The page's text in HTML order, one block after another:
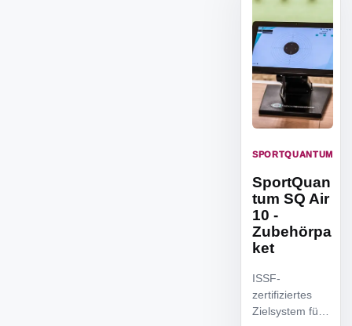
SPORTQUANTUM
SportQuan
tum SQ Air
10 -
Zubehörpa
ket
ISSF-
zertifiziertes
Zielsystem für